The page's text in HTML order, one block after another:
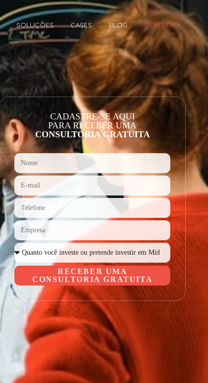
SOLUÇÕES CASES BLOG CONTATO
CADASTRE-SE AQUI
PARA RECEBER UMA
CONSULTORIA GRATUITA
RECEBER UMA
CONSULTORIA GRATUITA